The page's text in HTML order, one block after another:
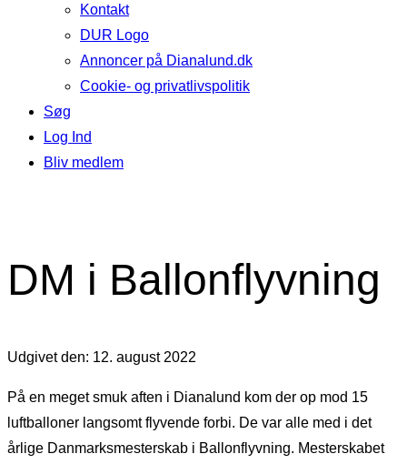
Kontakt
DUR Logo
Annoncer på Dianalund.dk
Cookie- og privatlivspolitik
Søg
Log Ind
Bliv medlem
DM i Ballonflyvning
Udgivet den: 12. august 2022
På en meget smuk aften i Dianalund kom der op mod 15
luftballoner langsomt flyvende forbi. De var alle med i det
årlige Danmarksmesterskab i Ballonflyvning. Mesterskabet